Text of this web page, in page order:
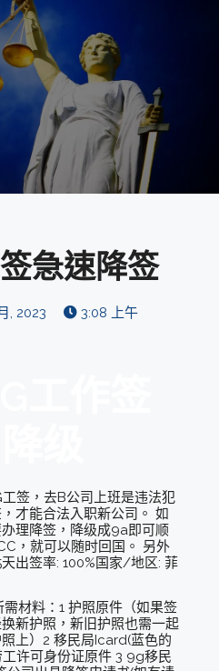
急速降签
, 2023 3:08 上午
签，去B公司上班是违法犯
才能合法入职新公司。 如
理降签，降级成9a即可顺
，就可以随时回国。 另外
出签率: 100%国家/地区: 菲
材料：1 护照原件（如果签
新护照，新旧护照也需一起
上）2 移民局Icard(蓝色的
许可身份证原件 3 9g移民